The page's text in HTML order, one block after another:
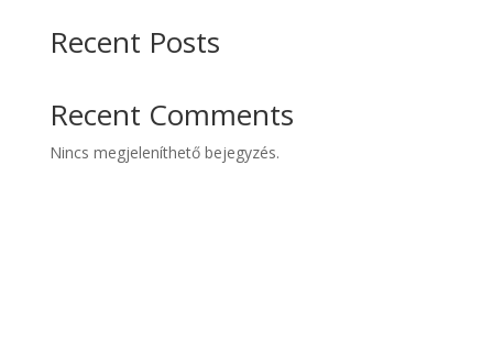
Recent Posts
Recent Comments
Nincs megjeleníthető bejegyzés.